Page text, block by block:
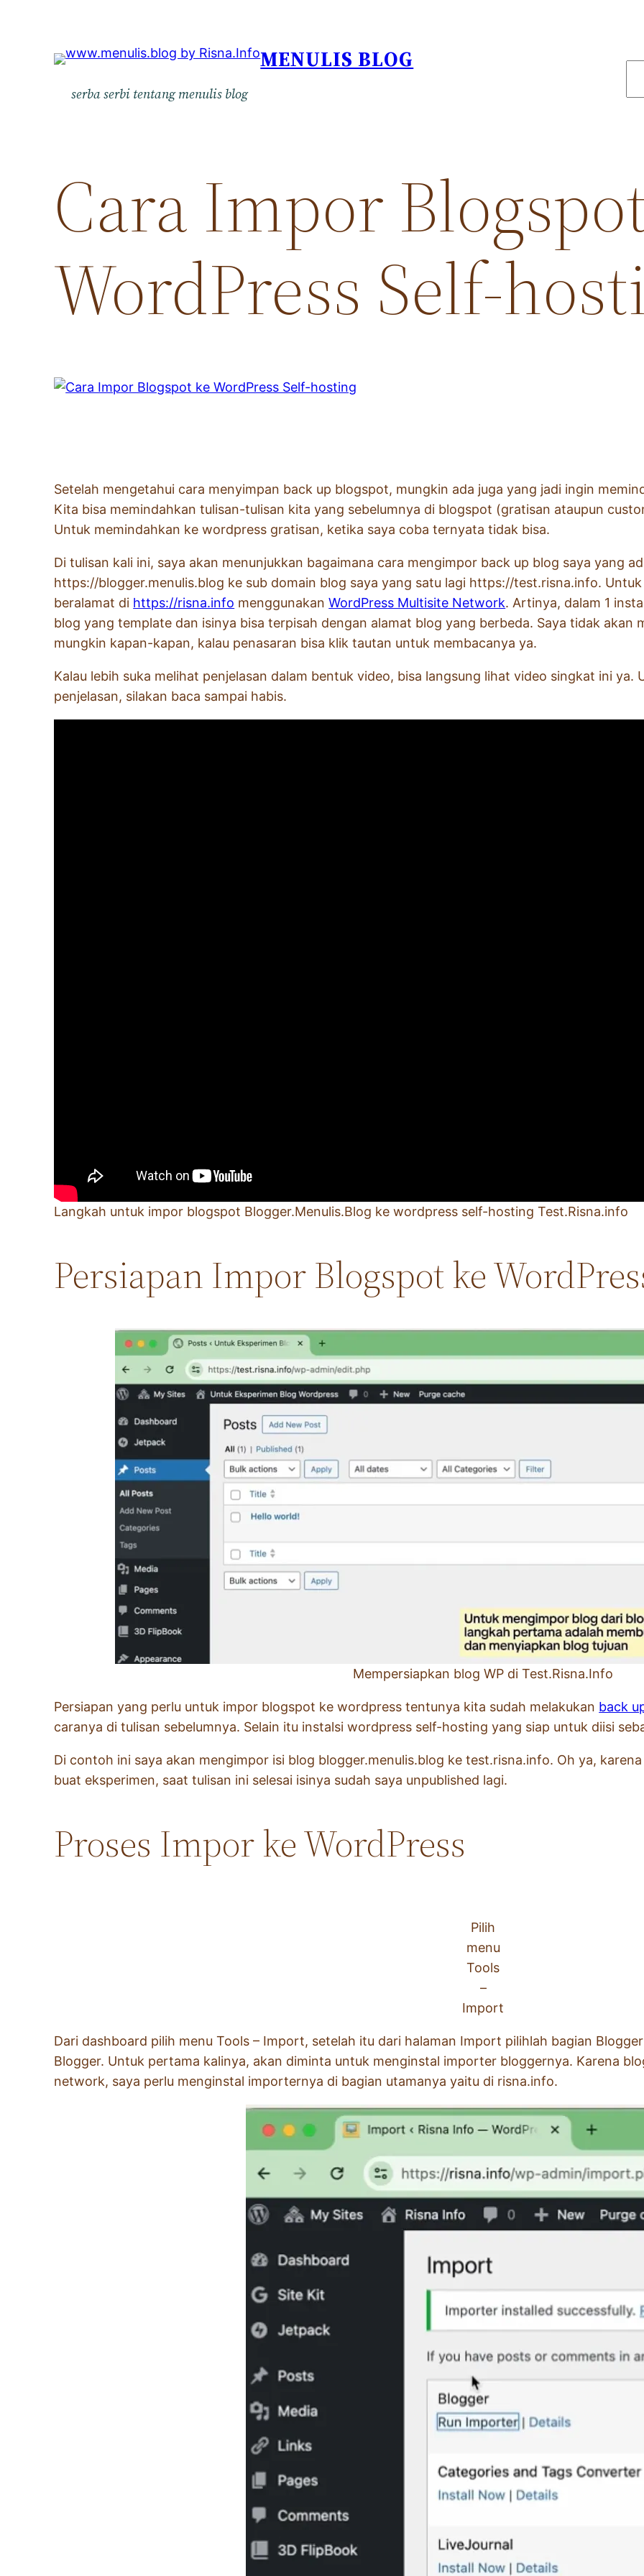
MENULIS BLOG
serba serbi tentang menulis blog
Cara Impor
WordPress Self-
Setelah mengetahui cara menyimpan back up blogspot, mungkin ada juga yang jadi ingin
Kita bisa memindahkan tulisan-tulisan kita yang sebelumnya di blogspot (gratisan ataupun
Untuk memindahkan ke wordpress gratisan, ketika saya coba ternyata tidak bisa.
Di tulisan kali ini, saya akan menunjukkan bagaimana cara mengimpor back up blog saya yang
https://blogger.menulis.blog ke sub domain blog saya yang satu lagi https://test.risna.info.
beralamat di https://risna.info menggunakanWordPress Multisite Network. Artinya, dalam 1
blog yang template dan isinya bisa terpisah dengan alamat blog yang berbeda. Saya tidak akan
mungkin kapan-kapan, kalau penasaran bisa klik tautan untuk membacanya ya.
Kalau lebih suka melihat penjelasan dalam bentuk video, bisa langsung lihat video singkat ini
penjelasan, silakan baca sampai habis.
Langkah untuk impor blogspot Blogger.Menulis.Blog ke wordpress self-hosting Test.Risna.info
Persiapan Impor Blogspot ke
Mempersiapkan blog WP di Test.Risna.Info
Persiapan yang perlu untuk impor blogspot ke wordpress tentunya kita sudah melakukan back
caranya di tulisan sebelumnya. Selain itu instalsi wordpress self-hosting yang siap untuk diisi
Di contoh ini saya akan mengimpor isi blog blogger.menulis.blog ke test.risna.info. Oh ya,
buat eksperimen, saat tulisan ini selesai isinya sudah saya unpublished lagi.
Proses Impor ke WordPress
Pilih
menu
Tools
–
Import
Dari dashboard pilih menu Tools – Import, setelah itu dari halaman Import pilihlah bagian
Blogger. Untuk pertama kalinya, akan diminta untuk menginstal importer bloggernya. Karena
network, saya perlu menginstal importernya di bagian utamanya yaitu di risna.info.